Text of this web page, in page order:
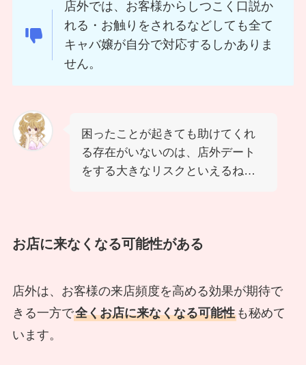
店外では、お客様からしつこく口説か
れる・お触りをされるなどしても全て
キャバ嬢が自分で対応するしかありま
せん。
困ったことが起きても助けてくれ
る存在がいないのは、店外デート
をする大きなリスクといえるね…
お店に来なくなる可能性がある
店外は、お客様の来店頻度を高める効果が期待で
きる一方で全くお店に来なくなる可能性も秘めて
います。